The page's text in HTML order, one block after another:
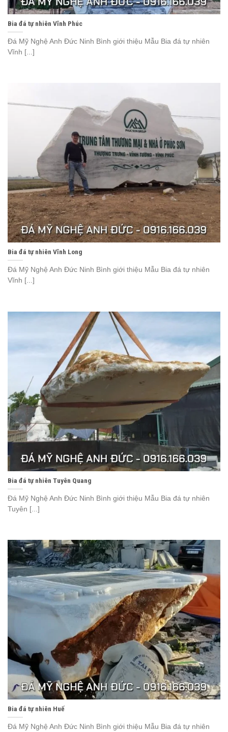
Bia đá tự nhiên Vĩnh Phúc
Đá Mỹ Nghệ Anh Đức Ninh Bình giới thiệu Mẫu Bia đá tự nhiên
Vĩnh [...]
Bia đá tự nhiên Vĩnh Long
Đá Mỹ Nghệ Anh Đức Ninh Bình giới thiệu Mẫu Bia đá tự nhiên
Vĩnh [...]
Bia đá tự nhiên Tuyên Quang
Đá Mỹ Nghệ Anh Đức Ninh Bình giới thiệu Mẫu Bia đá tự nhiên
Tuyên [...]
Bia đá tự nhiên Huế
Đá Mỹ Nghệ Anh Đức Ninh Bình giới thiệu Mẫu Bia đá tự nhiên